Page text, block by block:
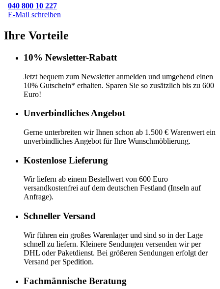
040 800 10 227
E-Mail schreiben
Ihre Vorteile
10% Newsletter-Rabatt
Jetzt bequem zum Newsletter anmelden und umgehend einen
10% Gutschein* erhalten. Sparen Sie so zusätzlich bis zu 600
Euro!
Unverbindliches Angebot
Gerne unterbreiten wir Ihnen schon ab 1.500 € Warenwert ein
unverbindliches Angebot für Ihre Wunschmöblierung.
Kostenlose Lieferung
Wir liefern ab einem Bestellwert von 600 Euro
versandkostenfrei auf dem deutschen Festland (Inseln auf
Anfrage).
Schneller Versand
Wir führen ein großes Warenlager und sind so in der Lage
schnell zu liefern. Kleinere Sendungen versenden wir per
DHL oder Paketdienst. Bei größeren Sendungen erfolgt der
Versand per Spedition.
Fachmännische Beratung